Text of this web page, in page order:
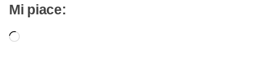
Mi piace:
Caricamento